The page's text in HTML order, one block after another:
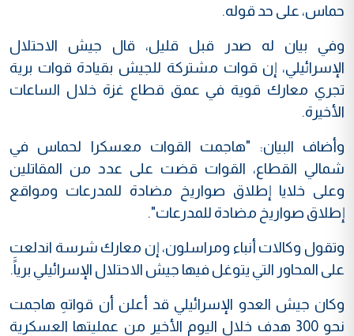
حماس، على حد قوله.
وفي بيان له صدر قبل قليل، قال جيش الاحتلال
الإسرائيلي، إن قوات مشتركة للجيش بقيادة قوات برية
تجري معارك قوية في عمق قطاع غزة خلال الساعات
الأخيرة.
وأضاف البيان: "هاجمت القوات معسكرا لحماس في
شمالي القطاع، القوات قضت على عدد من المقاتلين
وعلى خلايا إطلاق صواريخ مضادة للمدرعات ومواقع
إطلاق صواريخ مضادة للمدرعات".
وتقول وكالات أنباء ومراسلون، إن معارك شرسة اندلعت
على المحاور التي يتوغل فيها جيش الاحتلال الإسرائيلي برياًَ.
وكان جيش العدو الإسرائيلي قد أعلن أن قواتهِ هاجمت
نحو 300 هدف خلال اليوم الأخير من عمليتها العسكرية